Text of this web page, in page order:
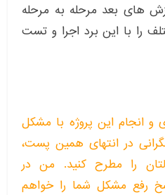
های بعد مرحله به مرحله
را با این برد اجرا و تست
و انجام این پروژه با مشکل
در انتهای همین پست،
را مطرح کنید. من در
رفع مشکل شما را خواهم